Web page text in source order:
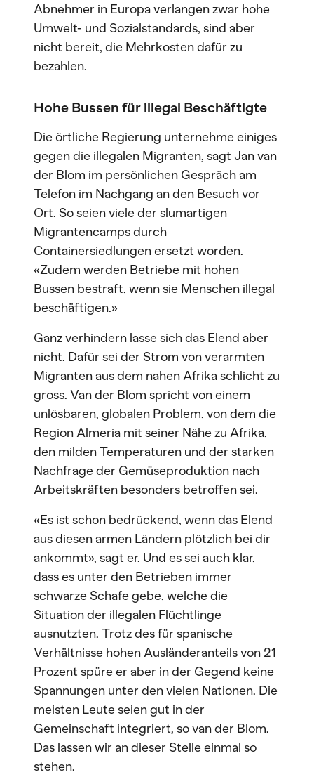
Abnehmer in Europa verlangen zwar hohe
Umwelt- und Sozialstandards, sind aber
nicht bereit, die Mehrkosten dafür zu
bezahlen.
Hohe Bussen für illegal Beschäftigte
Die örtliche Regierung unternehme einiges
gegen die illegalen Migranten, sagt Jan van
der Blom im persönlichen Gespräch am
Telefon im Nachgang an den Besuch vor
Ort. So seien viele der slumartigen
Migrantencamps durch
Containersiedlungen ersetzt worden.
«Zudem werden Betriebe mit hohen
Bussen bestraft, wenn sie Menschen illegal
beschäftigen.»
Ganz verhindern lasse sich das Elend aber
nicht. Dafür sei der Strom von verarmten
Migranten aus dem nahen Afrika schlicht zu
gross. Van der Blom spricht von einem
unlösbaren, globalen Problem, von dem die
Region Almeria mit seiner Nähe zu Afrika,
den milden Temperaturen und der starken
Nachfrage der Gemüseproduktion nach
Arbeitskräften besonders betroffen sei.
«Es ist schon bedrückend, wenn das Elend
aus diesen armen Ländern plötzlich bei dir
ankommt», sagt er. Und es sei auch klar,
dass es unter den Betrieben immer
schwarze Schafe gebe, welche die
Situation der illegalen Flüchtlinge
ausnutzten. Trotz des für spanische
Verhältnisse hohen Ausländeranteils von 21
Prozent spüre er aber in der Gegend keine
Spannungen unter den vielen Nationen. Die
meisten Leute seien gut in der
Gemeinschaft integriert, so van der Blom.
Das lassen wir an dieser Stelle einmal so
stehen.